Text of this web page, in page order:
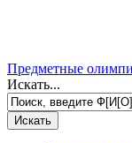
Предметные
Искать...